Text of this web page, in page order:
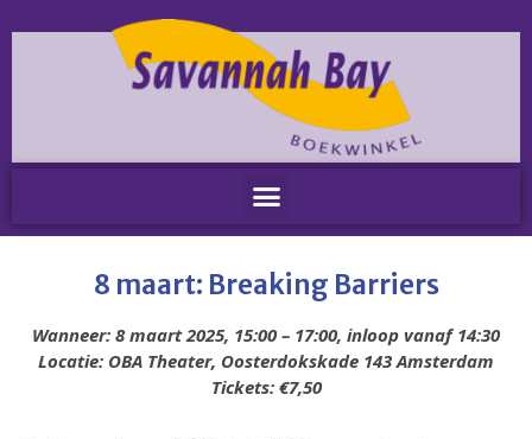
Nieuws
Nieuws
Nieuwsbrieven
Podcast
Agenda
Summer Stories 2026
Zakelijk
Algemeen
Verkoop op locatie
8 maart: Breaking Barriers
Wanneer: 8 maart 2025, 15:00 – 17:00, inloop vanaf 14:30
Locatie: OBA Theater, Oosterdokskade 143 Amsterdam
Tickets: €7,50